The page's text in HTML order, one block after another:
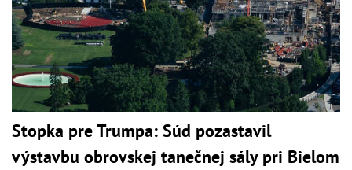
Stopka pre Trumpa: Súd pozastavil
výstavbu obrovskej tanečnej sály pri Bielom